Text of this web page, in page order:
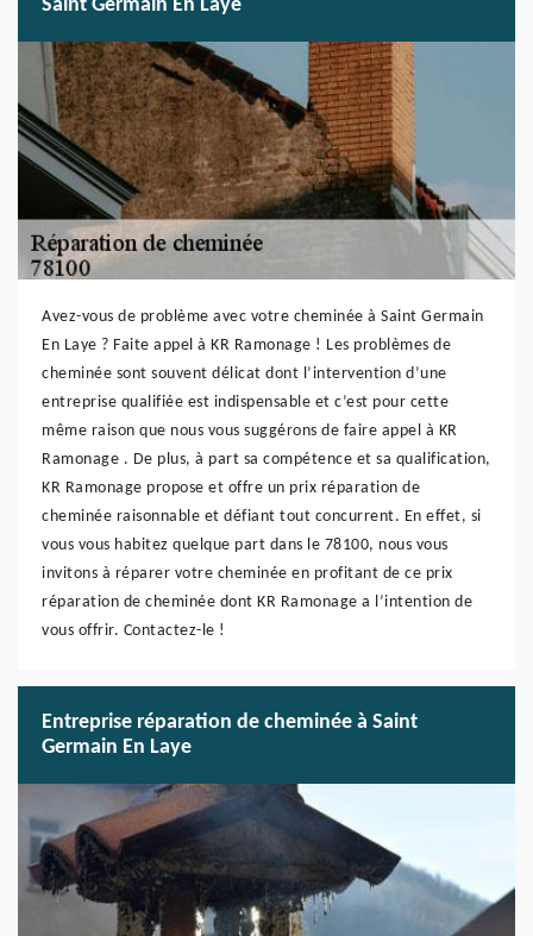
Saint Germain En Laye
Avez-vous de problème avec votre cheminée à Saint Germain
En Laye ? Faite appel à KR Ramonage ! Les problèmes de
cheminée sont souvent délicat dont l’intervention d’une
entreprise qualifiée est indispensable et c’est pour cette
même raison que nous vous suggérons de faire appel à KR
Ramonage . De plus, à part sa compétence et sa qualification,
KR Ramonage propose et offre un prix réparation de
cheminée raisonnable et défiant tout concurrent. En effet, si
vous vous habitez quelque part dans le 78100, nous vous
invitons à réparer votre cheminée en profitant de ce prix
réparation de cheminée dont KR Ramonage a l’intention de
vous offrir. Contactez-le !
Entreprise réparation de cheminée à Saint
Germain En Laye